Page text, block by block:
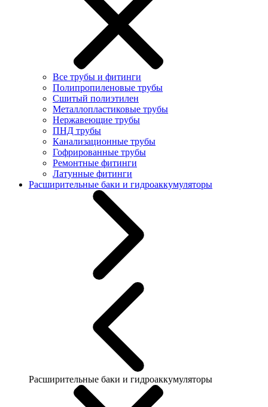
Все трубы и фитинги
Полипропиленовые трубы
Сшитый полиэтилен
Металлопластиковые трубы
Нержавеющие трубы
ПНД трубы
Канализационные трубы
Гофрированные трубы
Ремонтные фитинги
Латунные фитинги
Расширительные баки и гидроаккумуляторы
Расширительные баки и гидроаккумуляторы